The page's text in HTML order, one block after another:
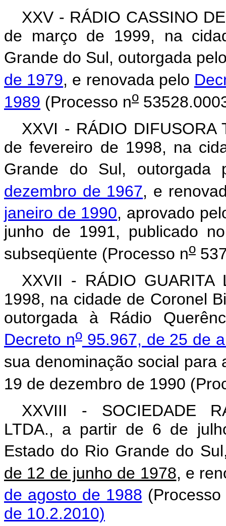
XXV - RÁDIO CASSINO
de março de 1999, na
Grande do Sul, outorgada
de 1979, e renovada pelo
1989 (Processo no
XXVI - RÁDIO
de fevereiro de 1998, na
Grande do Sul,
dezembro de 1967, e
janeiro de 1990, aprovado
junho de 1991, publicado
subseqüente (Processo no
XXVII - RÁDIO
1998, na cidade de Coronel
outorgada à Rádio
Decreto no95.967, de 25 de
sua denominação social para
19 de dezembro de 1990
XXVIII - SOCIEDADE
LTDA., a partir de 6 de
Estado do Rio Grande do
de 12 de junho de 1978, e
de agosto de 1988 (Processo
de 10.2.2010)